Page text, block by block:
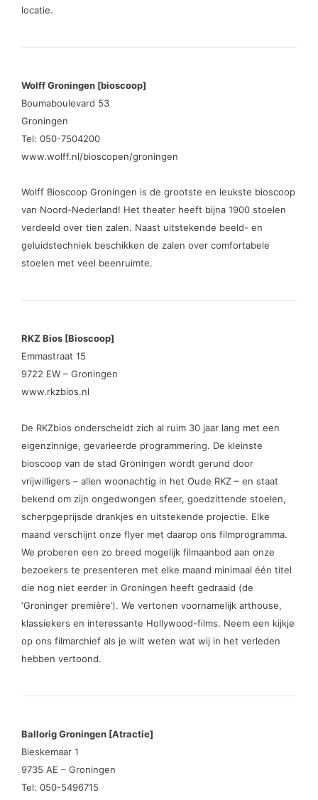
locatie.
Wolff Groningen [bioscoop]
Boumaboulevard 53
Groningen
Tel: 050-7504200
www.wolff.nl/bioscopen/groningen
Wolff Bioscoop Groningen is de grootste en leukste bioscoop
van Noord-Nederland! Het theater heeft bijna 1900 stoelen
verdeeld over tien zalen. Naast uitstekende beeld- en
geluidstechniek beschikken de zalen over comfortabele
stoelen met veel beenruimte.
RKZ Bios [Bioscoop]
Emmastraat 15
9722 EW – Groningen
www.rkzbios.nl
De RKZbios onderscheidt zich al ruim 30 jaar lang met een
eigenzinnige, gevarieerde programmering. De kleinste
bioscoop van de stad Groningen wordt gerund door
vrijwilligers – allen woonachtig in het Oude RKZ – en staat
bekend om zijn ongedwongen sfeer, goedzittende stoelen,
scherpgeprijsde drankjes en uitstekende projectie. Elke
maand verschijnt onze flyer met daarop ons filmprogramma.
We proberen een zo breed mogelijk filmaanbod aan onze
bezoekers te presenteren met elke maand minimaal één titel
die nog niet eerder in Groningen heeft gedraaid (de
‘Groninger première’). We vertonen voornamelijk arthouse,
klassiekers en interessante Hollywood-films. Neem een kijkje
op ons filmarchief als je wilt weten wat wij in het verleden
hebben vertoond.
Ballorig Groningen [Atractie]
Bieskemaar 1
9735 AE – Groningen
Tel: 050-5496715